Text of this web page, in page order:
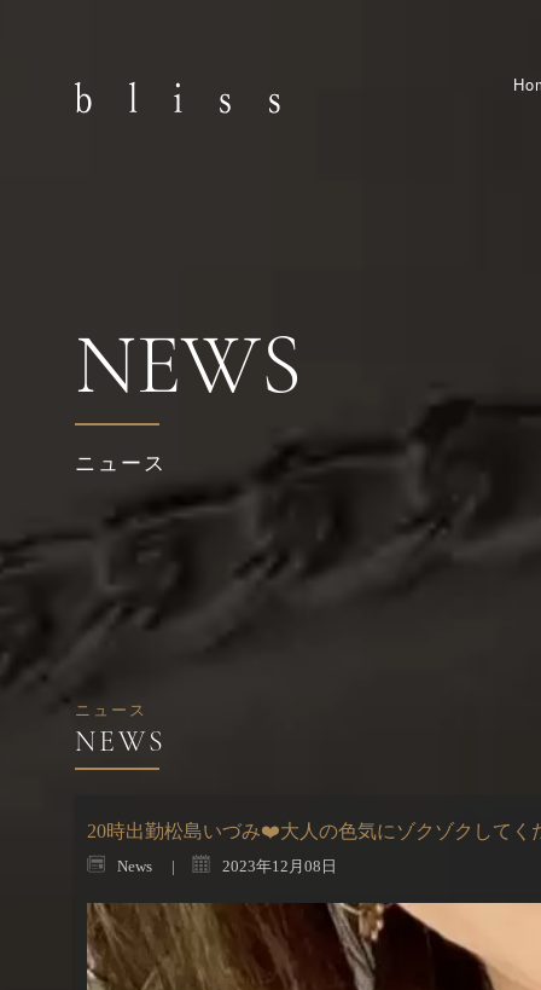
NEWS
ニュース
ニュース
20時出勤松島いづみ❤️大人の色気にゾクゾクしてく
News 2023年12月08日